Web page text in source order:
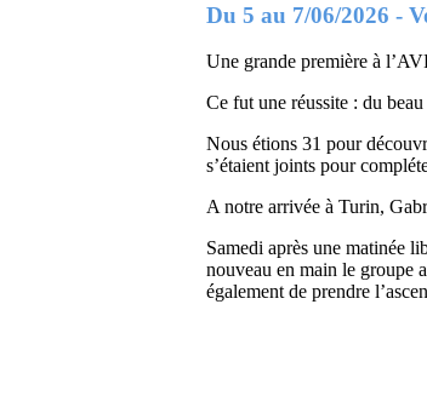
Du 5 au 7/06/2026 -
Une grande première à
Ce fut une réussite : du
Nous étions 31 pour
s’étaient joints pour
A notre arrivée à Turin,
Samedi après une matinée
nouveau en main le groupe
également de prendre